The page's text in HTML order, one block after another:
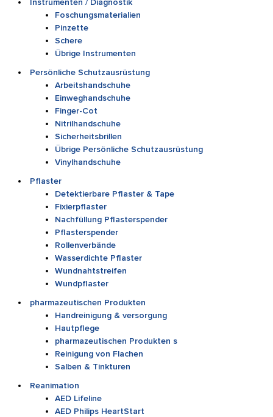
Instrumenten / Diagnostik
Foschungsmaterialien
Pinzette
Schere
Übrige Instrumenten
Persönliche Schutzausrüstung
Arbeitshandschuhe
Einweghandschuhe
Finger-Cot
Nitrilhandschuhe
Sicherheitsbrillen
Übrige Persönliche Schutzausrüstung
Vinylhandschuhe
Pflaster
Detektierbare Pflaster & Tape
Fixierpflaster
Nachfüllung Pflasterspender
Pflasterspender
Rollenverbände
Wasserdichte Pflaster
Wundnahtstreifen
Wundpflaster
pharmazeutischen Produkten
Handreinigung & versorgung
Hautpflege
pharmazeutischen Produkten s
Reinigung von Flachen
Salben & Tinkturen
Reanimation
AED Lifeline
AED Philips HeartStart